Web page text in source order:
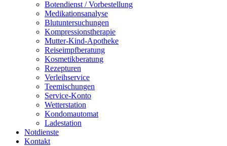
Botendienst / Vorbestellung
Medikationsanalyse
Blutuntersuchungen
Kompressionstherapie
Mutter-Kind-Apotheke
Reiseimpfberatung
Kosmetikberatung
Rezepturen
Verleihservice
Teemischungen
Service-Konto
Wetterstation
Kondomautomat
Ladestation
Notdienste
Kontakt